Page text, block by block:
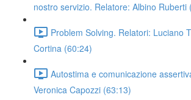
nostro servizio. Relatore: Albino Ruberti
Problem Solving. Relatori: Luciano
Cortina (60:24)
Autostima e comunicazione
Veronica Capozzi (63:13)